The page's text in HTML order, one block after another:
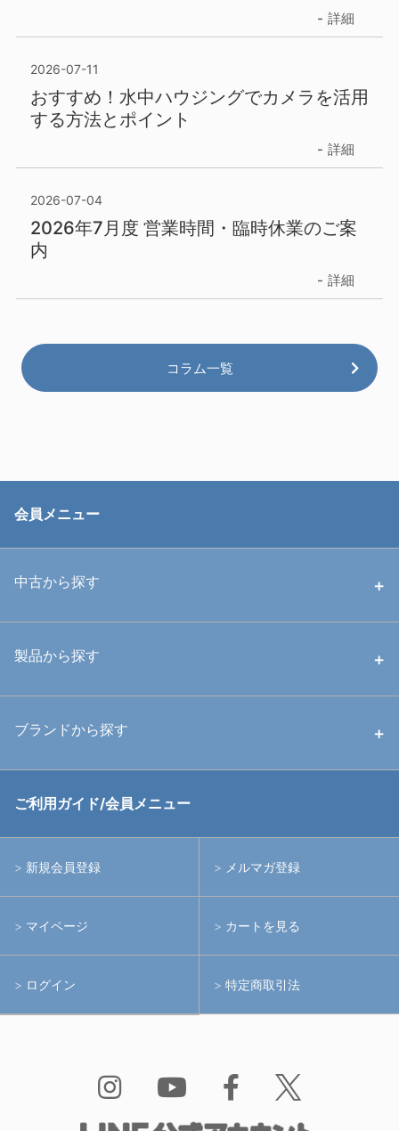
詳細
2026-07-11
おすすめ！水中ハウジングでカメラを活用
する方法とポイント
詳細
2026-07-04
2026年7月度 営業時間・臨時休業のご案
内
詳細
コラム一覧
会員メニュー
中古から探す
中古ハウジング
中古アームシステム
製品から探す
ハウジング
水中用品
ブランドから探す
RGBlue
イノン
フィッシュアイ
ご利用ガイド/会員メニュー
新規会員登録 メルマガ登録
マイページ カートを見る
ログイン 特定商取引法